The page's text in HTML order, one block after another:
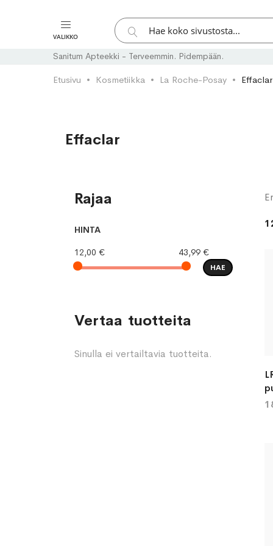
VALIKKO
Hae
Hae
Sanitum Apteekki - Terveemmin. Pidempään.
Etusivu Kosmetiikka La Roche-Posay Effaclar
Effaclar
Rajaa
HINTA
12,00 € 43,99 €
HAE
Vertaa tuotteita
Sinulla ei vertailtavia tuotteita.